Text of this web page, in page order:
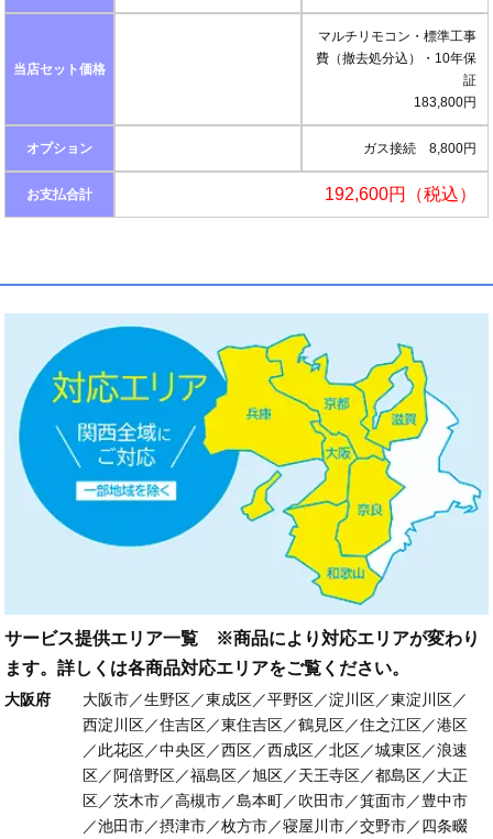
当店セット価格
マルチリモコン・標準工事
費（撤去処分込）・10年保
証
183,800円
オプション ガス接続 8,800円
お支払合計 192,600円（税込）
サービス提供エリア一覧 ※商品により対応エリアが変わり
ます。詳しくは各商品対応エリアをご覧ください。
大阪府
大阪市／生野区／東成区／平野区／淀川区／東淀川区／
西淀川区／住吉区／東住吉区／鶴見区／住之江区／港区
／此花区／中央区／西区／西成区／北区／城東区／浪速
区／阿倍野区／福島区／旭区／天王寺区／都島区／大正
区／茨木市／高槻市／島本町／吹田市／箕面市／豊中市
／池田市／摂津市／枚方市／寝屋川市／交野市／四条畷